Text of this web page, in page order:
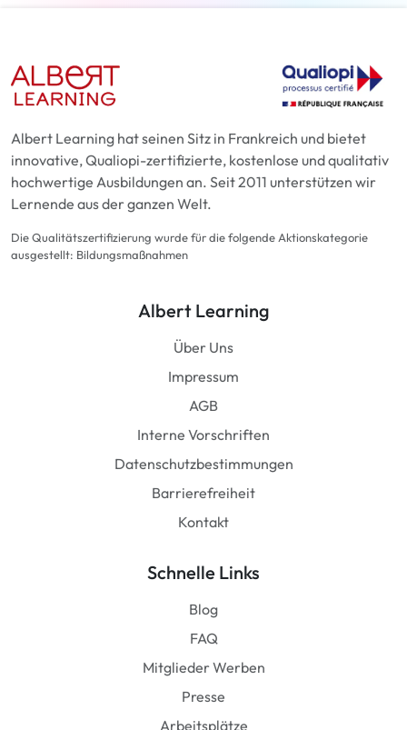
Albert Learning hat seinen Sitz in Frankreich und bietet
innovative, Qualiopi-zertifizierte, kostenlose und qualitativ
hochwertige Ausbildungen an. Seit 2011 unterstützen wir
Lernende aus der ganzen Welt.
Die Qualitätszertifizierung wurde für die folgende Aktionskategorie
ausgestellt: Bildungsmaßnahmen
Albert Learning
Über Uns
Impressum
AGB
Interne Vorschriften
Datenschutzbestimmungen
Barrierefreiheit
Kontakt
Schnelle Links
Blog
FAQ
Mitglieder Werben
Presse
Arbeitsplätze